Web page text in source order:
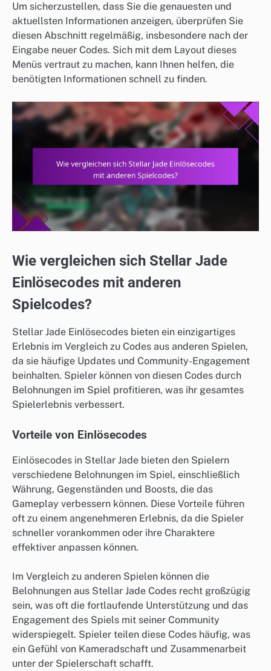
Um sicherzustellen, dass Sie die genauesten und
aktuellsten Informationen anzeigen, überprüfen Sie
diesen Abschnitt regelmäßig, insbesondere nach der
Eingabe neuer Codes. Sich mit dem Layout dieses
Menüs vertraut zu machen, kann Ihnen helfen, die
benötigten Informationen schnell zu finden.
Wie vergleichen sich Stellar Jade
Einlösecodes mit anderen
Spielcodes?
Stellar Jade Einlösecodes bieten ein einzigartiges
Erlebnis im Vergleich zu Codes aus anderen Spielen,
da sie häufige Updates und Community-Engagement
beinhalten. Spieler können von diesen Codes durch
Belohnungen im Spiel profitieren, was ihr gesamtes
Spielerlebnis verbessert.
Vorteile von Einlösecodes
Einlösecodes in Stellar Jade bieten den Spielern
verschiedene Belohnungen im Spiel, einschließlich
Währung, Gegenständen und Boosts, die das
Gameplay verbessern können. Diese Vorteile führen
oft zu einem angenehmeren Erlebnis, da die Spieler
schneller vorankommen oder ihre Charaktere
effektiver anpassen können.
Im Vergleich zu anderen Spielen können die
Belohnungen aus Stellar Jade Codes recht großzügig
sein, was oft die fortlaufende Unterstützung und das
Engagement des Spiels mit seiner Community
widerspiegelt. Spieler teilen diese Codes häufig, was
ein Gefühl von Kameradschaft und Zusammenarbeit
unter der Spielerschaft schafft.